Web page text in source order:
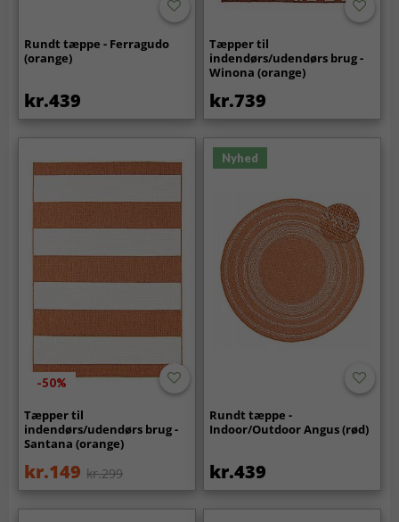
Rundt tæppe - Ferragudo
(orange)
kr.439
Tæpper til
indendørs/udendørs brug -
Winona (orange)
kr.739
-50%
Tæpper til
indendørs/udendørs brug -
Santana (orange)
kr.149 kr.299
Nyhed
Rundt tæppe -
Indoor/Outdoor Angus (rød)
kr.439